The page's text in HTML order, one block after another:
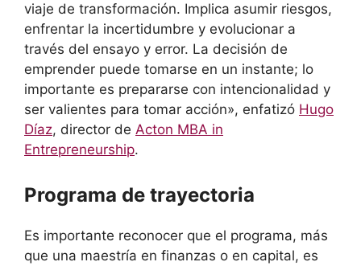
viaje de transformación. Implica asumir riesgos,
enfrentar la incertidumbre y evolucionar a
través del ensayo y error. La decisión de
emprender puede tomarse en un instante; lo
importante es prepararse con intencionalidad y
ser valientes para tomar acción», enfatizó Hugo
Díaz, director de Acton MBA in
Entrepreneurship.
Programa de trayectoria
Es importante reconocer que el programa, más
que una maestría en finanzas o en capital, es